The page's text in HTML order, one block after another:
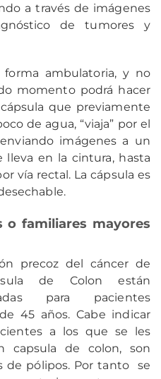
a través de imágenes
de tumores y
ambulatoria, y no
momento podrá hacer
que previamente
de agua, “viaja” por el
imágenes a un
en la cintura, hasta
vía rectal. La cápsula es
o familiares mayores
precoz del cáncer de
de Colon están
para pacientes
45 años. Cabe indicar
a los que se les
capsula de colon, son
de pólipos. Por tanto se